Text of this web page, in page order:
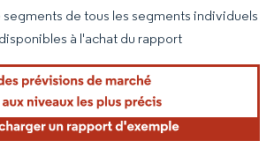
La réutilisation nécessite une attribution sous CC BY
segments de tous les segments individuels
à l'achat du rapport